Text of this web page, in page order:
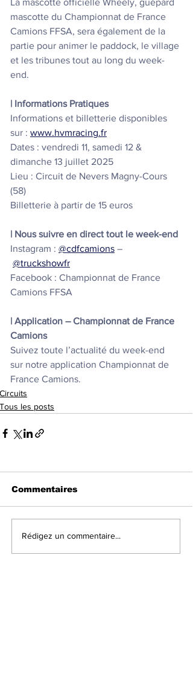
mascotte du Championnat de France
Camions FFSA, sera également de la
partie pour animer le paddock, le village
et les tribunes tout au long du week-
end.
| Informations Pratiques
Informations et billetterie disponibles
sur : www.hvmracing.fr
Dates : vendredi 11, samedi 12 &
dimanche 13 juillet 2025
Lieu : Circuit de Nevers Magny-Cours
(58)
Billetterie à partir de 15 euros
| Nous suivre en direct tout le week-end
Instagram : @cdfcamions –
@truckshowfr
Facebook : Championnat de France
Camions FFSA
| Application – Championnat de France
Camions
Suivez toute l’actualité du week-end
sur notre application Championnat de
France Camions.
Circuits
Tous les posts
Commentaires
Rédigez un commentaire...